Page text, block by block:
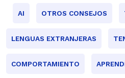
AI OTROS CONSEJOS
LENGUAS EXTRANJERAS
COMPORTAMIENTO